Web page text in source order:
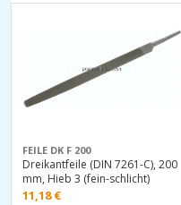
FEILE DK F 200
Dreikantfeile (DIN 7261-C), 200
mm, Hieb 3 (fein-schlicht)
11,18€